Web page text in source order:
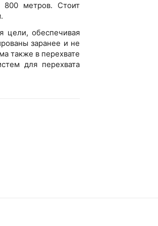
800 метров. Стоит
цели, обеспечивая
заранее и не
также в перехвате
для перехвата